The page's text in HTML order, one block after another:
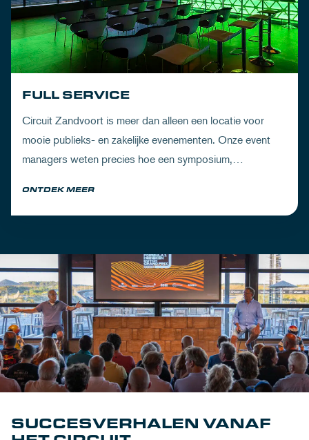
FULL SERVICE
Circuit Zandvoort is meer dan alleen een locatie voor
mooie publieks- en zakelijke evenementen. Onze event
managers weten precies hoe een symposium,
ONTDEK MEER
SUCCESVERHALEN VANAF